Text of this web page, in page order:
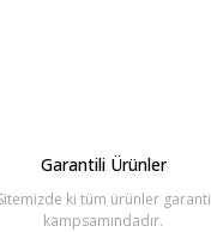
Garantili Ürünler
ki tüm ürünler garanti
kampsamındadır.